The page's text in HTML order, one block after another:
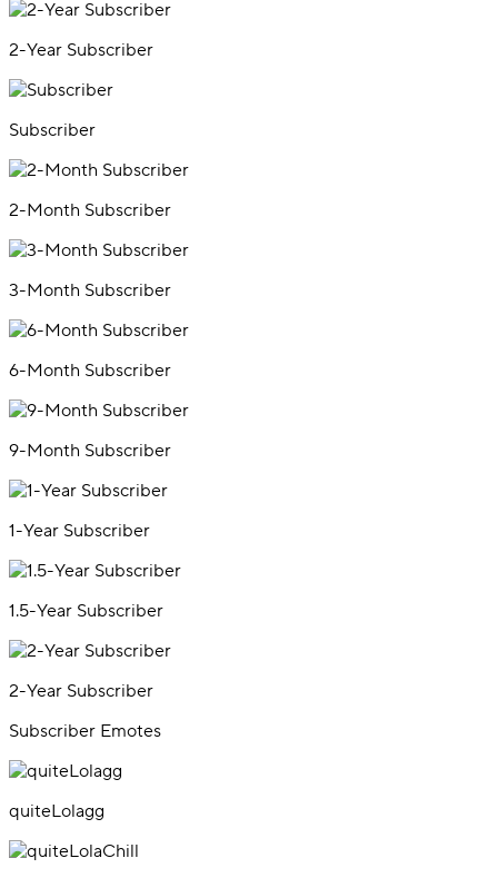
2-Year Subscriber
Subscriber
2-Month Subscriber
3-Month Subscriber
6-Month Subscriber
9-Month Subscriber
1-Year Subscriber
1.5-Year Subscriber
2-Year Subscriber
Subscriber Emotes
quiteLolagg